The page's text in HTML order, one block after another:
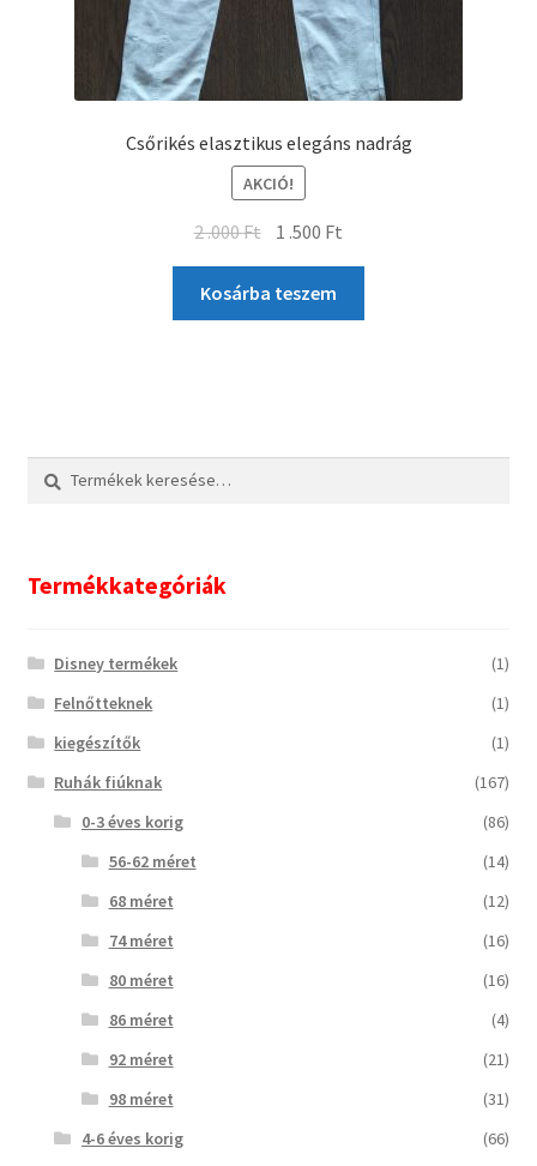
Csőrikés elasztikus elegáns nadrág
AKCIÓ!
2 .000Ft 1 .500 Ft
Kosárba teszem
Keresés
Keresés
Termékkategóriák
Disney termékek
(1)
Felnőtteknek
(1)
kiegészítők
(1)
Ruhák fiúknak
(167)
0-3 éves korig
(86)
56-62 méret
(14)
68 méret
(12)
74 méret
(16)
80 méret
(16)
86 méret
(4)
92 méret
(21)
98 méret
(31)
4-6 éves korig
(66)